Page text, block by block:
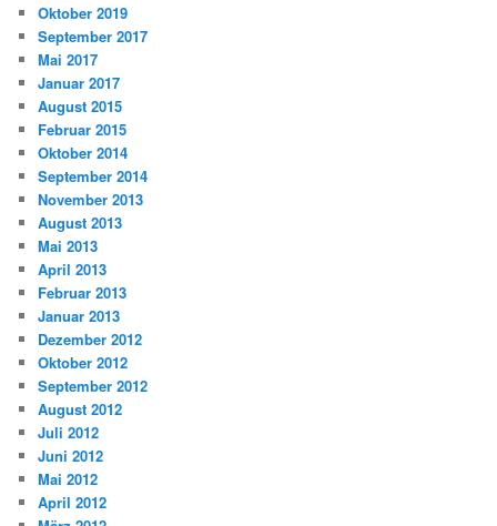
Oktober 2019
September 2017
Mai 2017
Januar 2017
August 2015
Februar 2015
Oktober 2014
September 2014
November 2013
August 2013
Mai 2013
April 2013
Februar 2013
Januar 2013
Dezember 2012
Oktober 2012
September 2012
August 2012
Juli 2012
Juni 2012
Mai 2012
April 2012